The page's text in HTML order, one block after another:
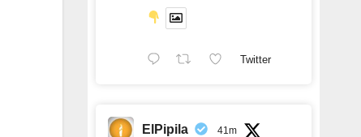
Twitter
ElPipila 41m